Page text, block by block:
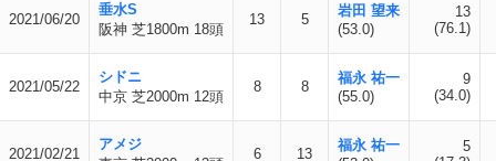
2021/06/20
垂水S
阪神 芝1800m 18頭
13 5
岩田 望来
(53.0)
13
(76.1)
2021/05/22
シドニ
中京 芝2000m 12頭
8 8
福永 祐一
(55.0)
9
(34.0)
2021/02/21
アメジ
6 13
福永 祐一
5